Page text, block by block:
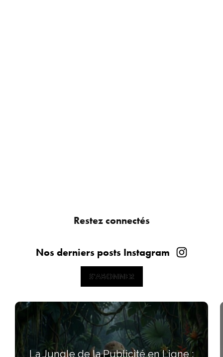
Restez connectés
Nos derniers posts Instagram
S'ABONNER
S'ABONNER
La Jungle de la Publicité en Ligne :